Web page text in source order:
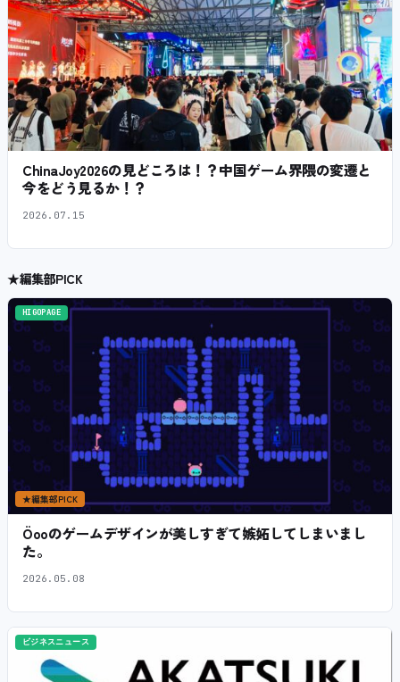
ChinaJoy2026の見どころは！？中国ゲーム界隈の変遷と
今をどう見るか！？
2026.07.15
★編集部PICK
HIGOPAGE
★編集部PICK
Öooのゲームデザインが美しすぎて嫉妬してしまいまし
た。
2026.05.08
ビジネスニュース